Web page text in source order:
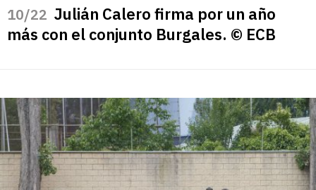
/22 Julián Calero firma por un año
más con el conjunto Burgales. © ECB